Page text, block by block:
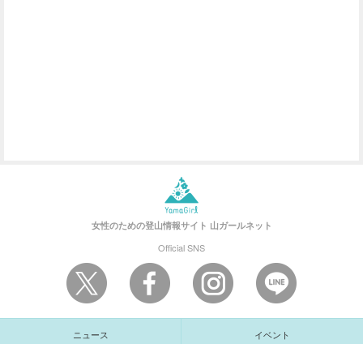
女性のための登山情報サイト 山ガールネット
Official SNS
ニュース イベント